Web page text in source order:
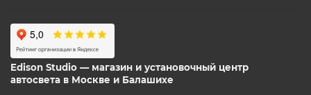
Edison Studio — магазин и установочный центр
автосвета в Москве и Балашихе